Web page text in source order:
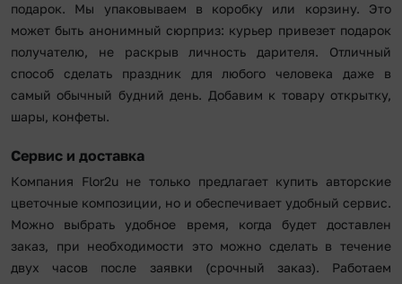
подарок. Мы упаковываем в коробку или корзину. Это
может быть анонимный сюрприз: курьер привезет подарок
получателю, не раскрыв личность дарителя. Отличный
способ сделать праздник для любого человека даже в
самый обычный будний день. Добавим к товару открытку,
шары, конфеты.
Сервис и доставка
Компания Flor2u не только предлагает купить авторские
цветочные композиции, но и обеспечивает удобный сервис.
Можно выбрать удобное время, когда будет доставлен
заказ, при необходимости это можно сделать в течение
двух часов после заявки (срочный заказ). Работаем